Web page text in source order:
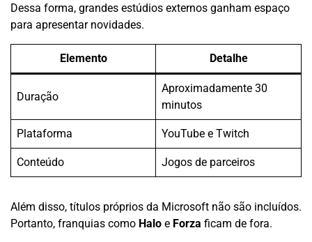
Dessa forma, grandes estúdios externos ganham espaço
para apresentar novidades.
Elemento Detalhe
Duração
Aproximadamente 30
minutos
Plataforma YouTube e Twitch
Conteúdo Jogos de parceiros
Além disso, títulos próprios da Microsoft não são incluídos.
Portanto, franquias como Halo e Forza ficam de fora.